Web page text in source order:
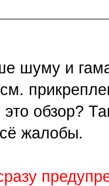
шуму и
обзор?
жалобы.